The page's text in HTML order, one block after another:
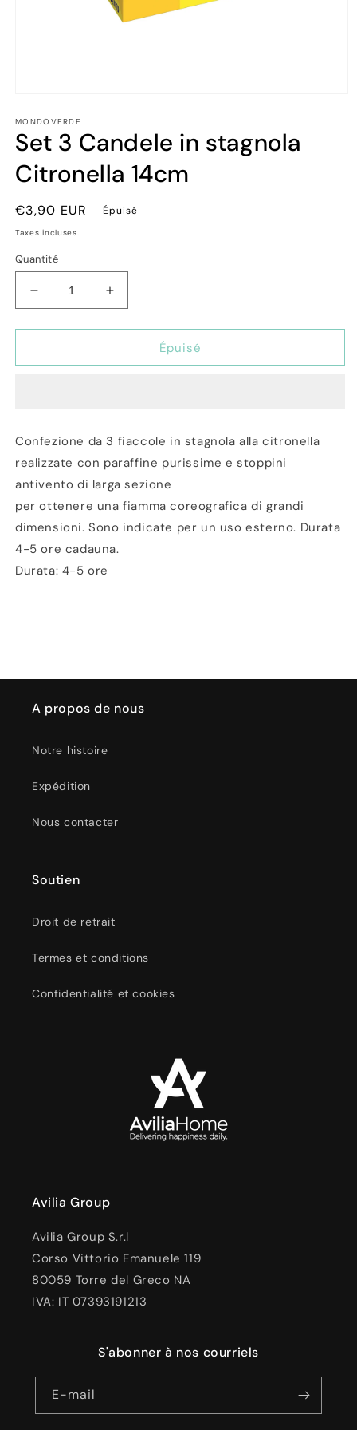
média
1
dans
fenêtre
modale
MONDOVERDE
Set 3 Candele in stagnola
Citronella 14cm
Prix
habituel
€3,90 EUR Épuisé
Taxes incluses.
Quantité
Réduire
la
quantité
Set
Citronella
14cm
Augmenter
la
quantité
Set
Citronella
14cm
Épuisé
Confezione da 3 fiaccole in stagnola alla citronella
realizzate con paraffine purissime e stoppini
antivento di larga sezione
per ottenere una fiamma coreografica di grandi
dimensioni. Sono indicate per un uso esterno. Durata
4-5 ore cadauna.
Durata: 4-5 ore
A propos de nous
Notre histoire
Expédition
Nous contacter
Soutien
Droit de retrait
Termes et conditions
Confidentialité et cookies
Avilia Group
Avilia Group S.r.l
Corso Vittorio Emanuele 119
80059 Torre del Greco NA
IVA: IT 07393191213
S'abonner à nos courriels
E-mail